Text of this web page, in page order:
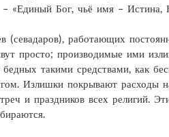
«Единый Бог, чьё имя – Истина,
(севадаров), работающих
просто; производимые ими
такими средствами, как
Излишки покрывают расходы
и праздников всех религий.